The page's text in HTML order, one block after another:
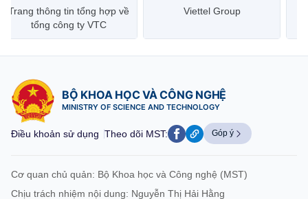
Trang thông tin tổng hợp về
tổng công ty VTC
Viettel Group
BỘ KHOA HỌC VÀ CÔNG NGHỆ
MINISTRY OF SCIENCE AND TECHNOLOGY
Điều khoản sử dụng Theo dõi MST: Góp ý
Cơ quan chủ quản: Bộ Khoa học và Công nghệ (MST)
Chịu trách nhiệm nội dung: Nguyễn Thị Hải Hằng